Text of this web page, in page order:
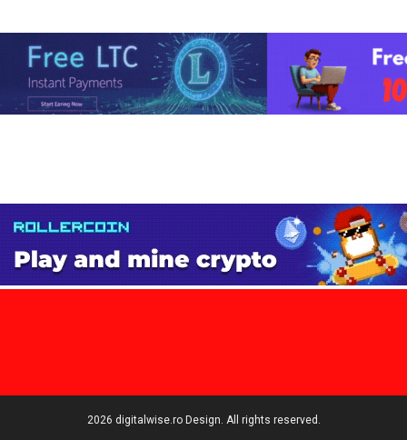
2026 digitalwise.ro Design. All rights reserved.